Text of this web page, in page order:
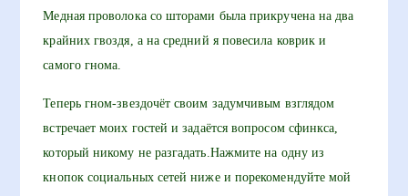
Медная проволока со шторами была прикручена на два
крайних гвоздя, а на средний я повесила коврик и
самого гнома.
Теперь гном-звездочёт своим задумчивым взглядом
встречает моих гостей и задаётся вопросом сфинкса,
который никому не разгадать.Нажмите на одну из
кнопок социальных сетей ниже и порекомендуйте мой